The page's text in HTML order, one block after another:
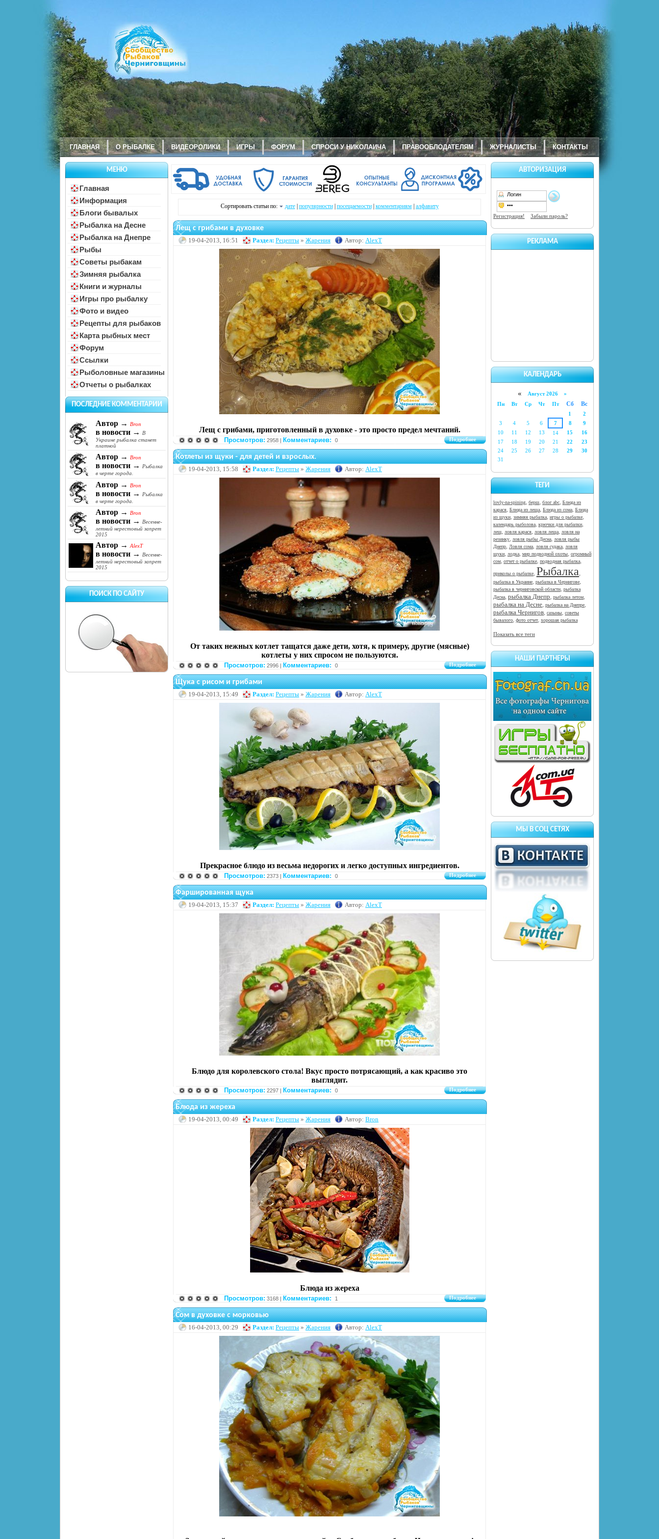
ГЛАВНАЯ О РЫБАЛКЕ ВИДЕОРОЛИКИ ИГРЫ ФОРУМ СПРОСИ У НИКОЛАИЧА ПРАВООБЛОДАТЕЛЯМ ЖУРНАЛИСТЫ КОНТАКТЫ
МЕНЮ
Главная
Информация
Блоги бывалых
Рыбалка на Десне
Рыбалка на Днепре
Рыбы
Советы рыбакам
Зимняя рыбалка
Книги и журналы
Игры про рыбалку
Фото и видео
Рецепты для рыбаков
Карта рыбных мест
Форум
Ссылки
Рыболовные магазины
Отчеты о рыбалках
ПОСЛЕДНИЕ КОММЕНТАРИИ
Автор → Bron
в новости →
В
Украине рыбалка станет
платной
Автор → Bron
в новости →
Рыбалка
в черте города.
Автор → Bron
в новости →
Рыбалка
в черте города.
Автор → Bron
в новости →
Весенне-
летний нерестовый запрет
2015
Автор → AlexT
в новости →
Весенне-
летний нерестовый запрет
2015
ПОИСК ПО САЙТУ
АВТОРИЗАЦИЯ
Регистрация! Забыли пароль?
РЕКЛАМА
КАЛЕНДАРЬ
« Август 2026 »
Пн
Вт Ср Чт Пт Сб Вс
1
2
3
4 5 6 7 8
9
10
11 12 13 14 15
16
17
18 19 20 21 22
23
24
25 26 27 28 29
30
31
ТЕГИ
lovly-na-spining, берш, блог abc, Блюда из
карася, Блюда из леща, Блюда из сома, Блюда
из щуки, зимняя рыбалка, игры о рыбалке,
календарь рыболова, крючки для рыбалки,
лещ, ловля карася, ловля леща, ловля на
резинку, ловля рыбы Десна, ловля рыбы
Днепр, Ловля сома, ловля судака, ловля
щуки, лодка, мир подводной охоты, огромный
сом, отчет о рыбалке, подводная рыбалка,
приколы о рыбалке, Рыбалка,
рыбалка в Украине, рыбалка в Чернигове,
рыбалка в черниговской области, рыбалка
Десна, рыбалка Днепр, рыбалка летом,
рыбалка на Десне, рыбалка на Днепре,
рыбалка Чернигов, сазыны, советы
бывалого, фото отчет, хорошая рыбалка
Показать все теги
НАШИ ПАРТНЕРЫ
МЫ В СОЦ СЕТЯХ
Сортировать статьи по: дате| популярности| посещаемости| комментариям| алфавиту
Лещ с грибами в духовке
19-04-2013, 16:51 Раздел: Рецепты » Жарения Автор: AlexT
Лещ с грибами, приготовленный в духовке - это просто предел мечтаний.
Просмотров: 2958 | Комментариев: 0 Подробнее
Котлеты из щуки - для детей и взрослых.
19-04-2013, 15:58 Раздел: Рецепты » Жарения Автор: AlexT
От таких нежных котлет тащатся даже дети, хотя, к примеру, другие (мясные)
котлеты у них спросом не пользуются.
Просмотров: 2996 | Комментариев: 0 Подробнее
Щука с рисом и грибами
19-04-2013, 15:49 Раздел: Рецепты » Жарения Автор: AlexT
Прекрасное блюдо из весьма недорогих и легко доступных ингредиентов.
Просмотров: 2373 | Комментариев: 0 Подробнее
Фаршированная щука
19-04-2013, 15:37 Раздел: Рецепты » Жарения Автор: AlexT
Блюдо для королевского стола! Вкус просто потрясающий, а как красиво это
выглядит.
Просмотров: 2297 | Комментариев: 0 Подробнее
Блюда из жереха
19-04-2013, 00:49 Раздел: Рецепты » Жарения Автор: Bron
Блюда из жереха
Просмотров: 3168 | Комментариев: 1 Подробнее
Сом в духовке с морковью
16-04-2013, 00:29 Раздел: Рецепты » Жарения Автор: AlexT